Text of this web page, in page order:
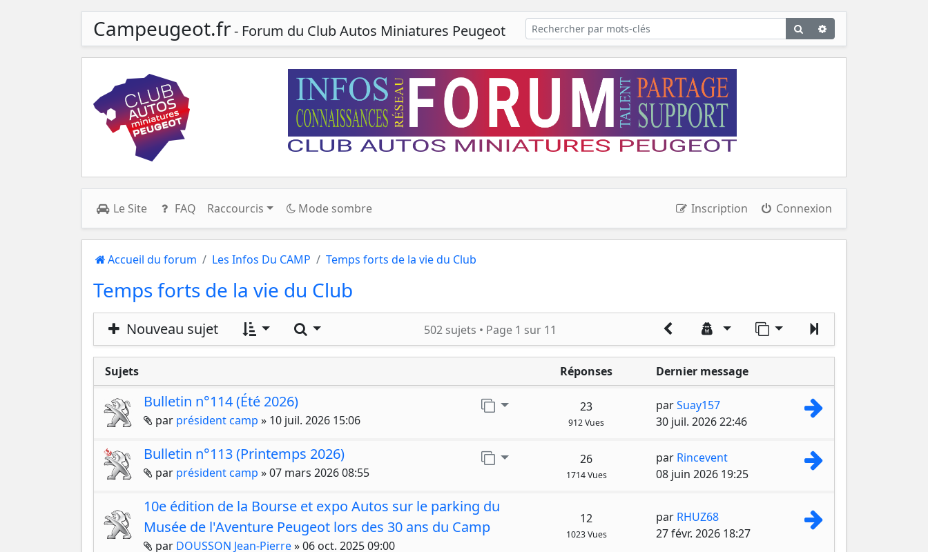
Campeugeot.fr- Forum du Club Autos Miniatures Peugeot Rechercher
avancée
Le Site FAQ Raccourcis Mode sombre Inscription Connexion
Accueil du forum Les Infos Du CAMP Temps forts de la vie du Club
Temps forts de la vie du Club
Nouveau sujet Rechercher 502 sujets • Page 1 sur 11 Aller sur la page
Sujets Réponses Dernier message
Aller sur la page
Bulletin n°114 (Été 2026)
Pièces jointes
par président camp » 10 juil. 2026 15:06
23
912 Vues
parSuay157
Consulter le
30 juil. 2026 22:46
Aller sur la page
Bulletin n°113 (Printemps 2026)
Pièces jointes
par président camp »07 mars 2026 08:55
26
1714 Vues
par Rincevent
Consulter le
08 juin 2026 19:25
10e édition de la Bourse et expo Autos sur le parking du
Musée de l'Aventure Peugeot lors des 30 ans du Camp
Pièces jointes
par DOUSSON Jean-Pierre»06 oct. 2025 09:00
12
1023 Vues
par RHUZ68
Consulter le
27 févr. 2026 18:27